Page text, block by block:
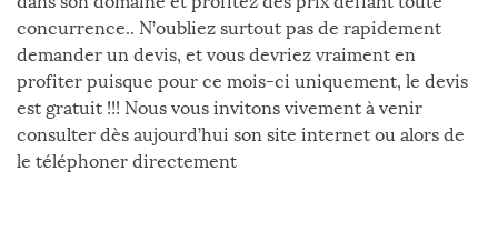
concurrence.. N’oubliez surtout pas de rapidement
demander un devis, et vous devriez vraiment en
profiter puisque pour ce mois-ci uniquement, le devis
est gratuit !!! Nous vous invitons vivement à venir
consulter dès aujourd’hui son site internet ou alors de
le téléphoner directement